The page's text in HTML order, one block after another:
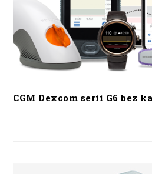
CGM Dexcom serii G6 bez